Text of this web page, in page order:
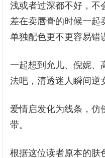
浅或者过深都不好，不
差在卖唇膏的时候一起
单独配色更不更容易错
一起想到允儿、倪妮、
法吧，清透迷人瞬间逆
爱情启发化为线条，仿
带。
根据这位读者原本的肤